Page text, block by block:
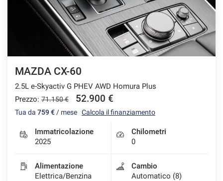
MAZDA CX-60
2.5L e-Skyactiv G PHEV AWD Homura Plus
Prezzo: 71.150 € 52.900 €
Tua da 759 € / mese Calcola il finanziamento
Immatricolazione
2025
Chilometri
0
Alimentazione
Elettrica/Benzina
Cambio
Automatico (8)